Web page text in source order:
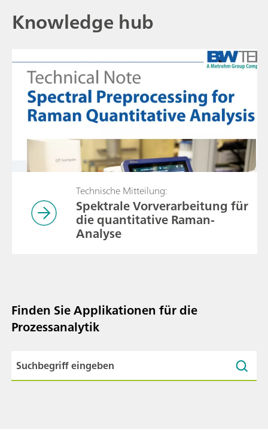
Knowledge hub
Technische Mitteilung:
Spektrale Vorverarbeitung für
die quantitative Raman-
Analyse
Finden Sie Applikationen für die
Prozessanalytik